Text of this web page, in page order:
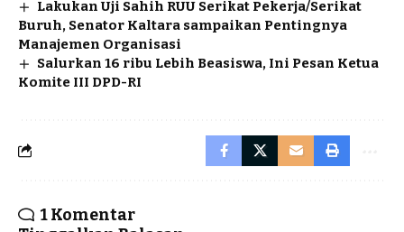
Lakukan Uji Sahih RUU Serikat Pekerja/Serikat
Buruh, Senator Kaltara sampaikan Pentingnya
Manajemen Organisasi
Salurkan 16 ribu Lebih Beasiswa, Ini Pesan Ketua
Komite III DPD-RI
1 Komentar